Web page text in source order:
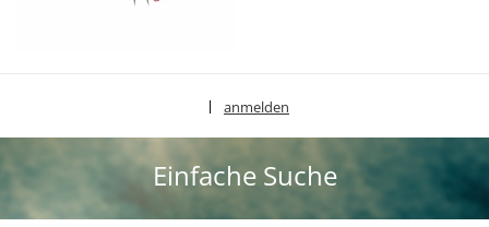
anmelden
Einfache Suche